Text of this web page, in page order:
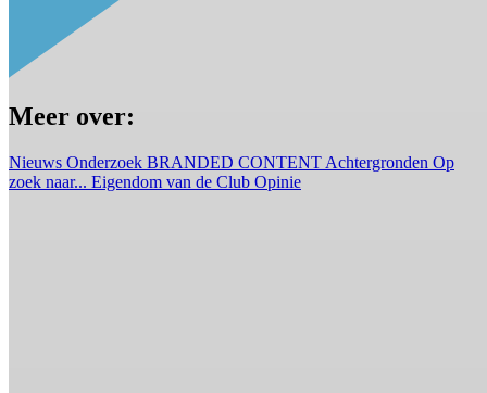
Meer over:
Nieuws Onderzoek BRANDED CONTENT Achtergronden Op
zoek naar... Eigendom van de Club Opinie